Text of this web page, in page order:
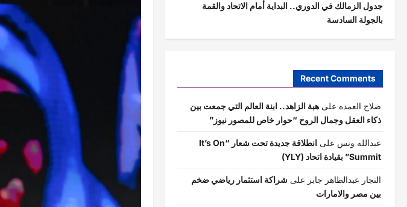
جدول الزمالك في الدوري.. البداية أمام الاتحاد والقمة
بالجولة السادسة
Recent Comments
صلاح العمده علىهبة الزاهد.. ابنة العالم التي جمعت بين
ذكاء العقل وجمال الروح “حوار خاص للمصور نيوز”
عبدالله ونس على
انطلاقة جديدة تحت شعار “It’s On
Summit” بقيادة اتحاد (YLY)
النجار عبدالظاهر جابر علىشراكة استثمار رياضي ضخم
بين مصر والامارات